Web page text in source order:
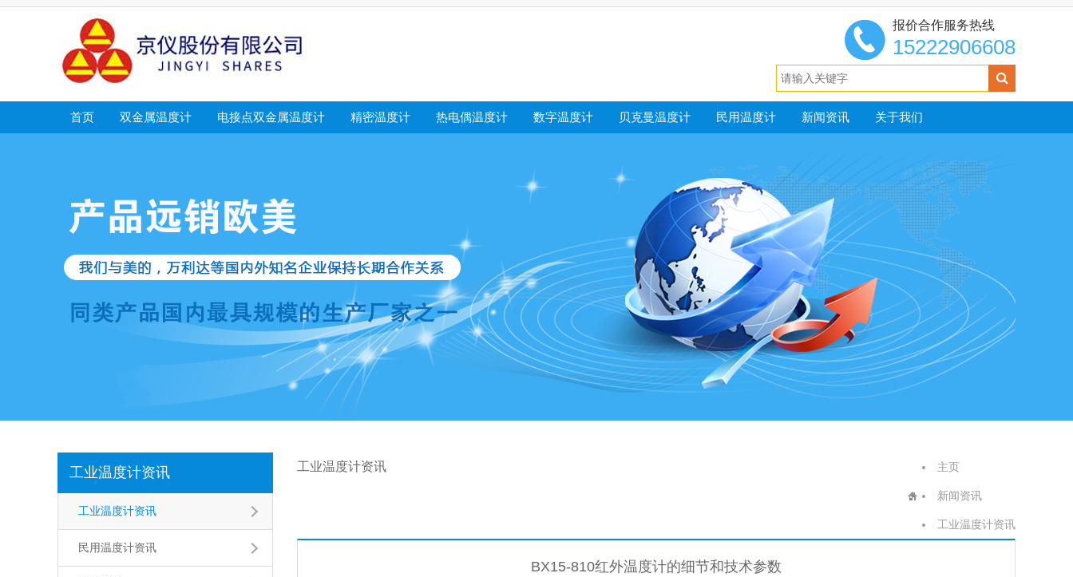
报价合作服务热线
15222906608
首页 双金属温度计 电接点双金属温度计 精密温度计 热电偶温度计 数字温度计 贝克曼温度计 民用温度计 新闻资讯 关于我们
工业温度计资讯
工业温度计资讯
民用温度计资讯
工业温度计资讯 主页
新闻资讯
工业温度计资讯
BX15-810红外温度计的细节和技术参数